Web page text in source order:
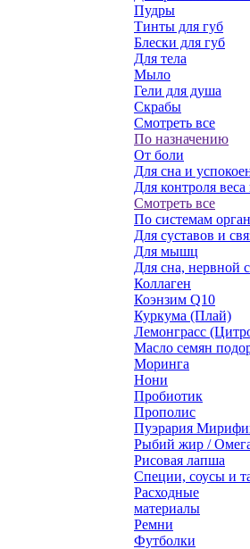
Пудры
Тинты для губ
Блески для губ
Для тела
Мыло
Гели для душа
Скрабы
Смотреть все
По назначению
От боли
Для сна и
Для контроля
Смотреть все
По системам
Для суставов и
Для мышц
Для сна, нервной
Коллаген
Коэнзим Q10
Куркума (Плай)
Лемонграсс
Масло семян
Моринга
Нони
Пробиотик
Прополис
Пуэрария
Рыбий жир /
Рисовая лапша
Специи, соусы и
Расходные
материалы
Ремни
Футболки